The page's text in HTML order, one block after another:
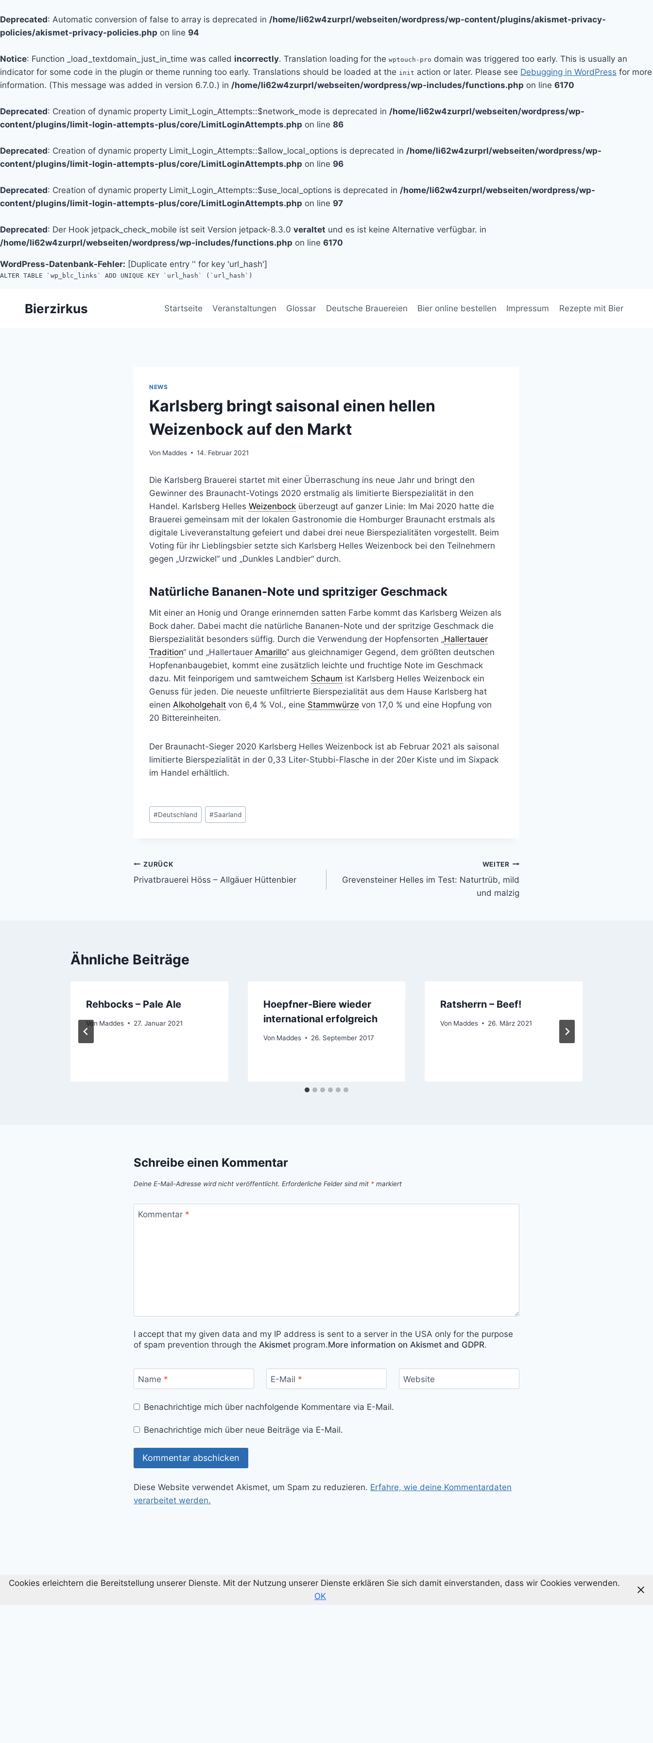
Deprecated: Automatic conversion of false to array is deprecated in /home/li62w4zurprl/webseiten/wordpress/wp-content/plugins/akismet-privacy-
policies/akismet-privacy-policies.php on line 94
Notice: Function _load_textdomain_just_in_time was called incorrectly. Translation loading for the wptouch-pro domain was triggered too early. This is usually an
indicator for some code in the plugin or theme running too early. Translations should be loaded at the init action or later. Please see Debugging in WordPress for more
information. (This message was added in version 6.7.0.) in /home/li62w4zurprl/webseiten/wordpress/wp-includes/functions.php on line 6170
Deprecated: Creation of dynamic property Limit_Login_Attempts::$network_mode is deprecated in /home/li62w4zurprl/webseiten/wordpress/wp-
content/plugins/limit-login-attempts-plus/core/LimitLoginAttempts.php on line 86
Deprecated: Creation of dynamic property Limit_Login_Attempts::$allow_local_options is deprecated in /home/li62w4zurprl/webseiten/wordpress/wp-
content/plugins/limit-login-attempts-plus/core/LimitLoginAttempts.php on line 96
Deprecated: Creation of dynamic property Limit_Login_Attempts::$use_local_options is deprecated in /home/li62w4zurprl/webseiten/wordpress/wp-
content/plugins/limit-login-attempts-plus/core/LimitLoginAttempts.php on line 97
Deprecated: Der Hook jetpack_check_mobile ist seit Version jetpack-8.3.0 veraltet und es ist keine Alternative verfügbar. in
/home/li62w4zurprl/webseiten/wordpress/wp-includes/functions.php on line 6170
WordPress-Datenbank-Fehler: [Duplicate entry '' for key 'url_hash']
ALTER TABLE `wp_blc_links` ADD UNIQUE KEY `url_hash` (`url_hash`)
Bierzirkus Startseite Veranstaltungen Glossar Deutsche Brauereien Bier online bestellen Impressum Rezepte mit Bier
NEWS
Karlsberg bringt saisonal einen hellen
Weizenbock auf den Markt
Von Maddes 14. Februar 2021
Die Karlsberg Brauerei startet mit einer Überraschung ins neue Jahr und bringt den
Gewinner des Braunacht-Votings 2020 erstmalig als limitierte Bierspezialität in den
Handel. Karlsberg Helles Weizenbock überzeugt auf ganzer Linie: Im Mai 2020 hatte die
Brauerei gemeinsam mit der lokalen Gastronomie die Homburger Braunacht erstmals als
digitale Liveveranstaltung gefeiert und dabei drei neue Bierspezialitäten vorgestellt. Beim
Voting für ihr Lieblingsbier setzte sich Karlsberg Helles Weizenbock bei den Teilnehmern
gegen „Urzwickel“ und „Dunkles Landbier“ durch.
Natürliche Bananen-Note und spritziger Geschmack
Mit einer an Honig und Orange erinnernden satten Farbe kommt das Karlsberg Weizen als
Bock daher. Dabei macht die natürliche Bananen-Note und der spritzige Geschmack die
Bierspezialität besonders süffig. Durch die Verwendung der Hopfensorten „Hallertauer
Tradition“ und „Hallertauer Amarillo“ aus gleichnamiger Gegend, dem größten deutschen
Hopfenanbaugebiet, kommt eine zusätzlich leichte und fruchtige Note im Geschmack
dazu. Mit feinporigem und samtweichem Schaum ist Karlsberg Helles Weizenbock ein
Genuss für jeden. Die neueste unfiltrierte Bierspezialität aus dem Hause Karlsberg hat
einen Alkoholgehalt von 6,4 % Vol., eine Stammwürze von 17,0 % und eine Hopfung von
20 Bittereinheiten.
Der Braunacht-Sieger 2020 Karlsberg Helles Weizenbock ist ab Februar 2021 als saisonal
limitierte Bierspezialität in der 0,33 Liter-Stubbi-Flasche in der 20er Kiste und im Sixpack
im Handel erhältlich.
Schlagworte:
#Deutschland #Saarland
Beitragsnavigation
ZURÜCK
Privatbrauerei Höss – Allgäuer Hüttenbier
WEITER
Grevensteiner Helles im Test: Naturtrüb, mild
und malzig
Ähnliche Beiträge
Rehbocks – Pale Ale
Von Maddes 27. Januar 2021
Hoepfner-Biere wieder
international erfolgreich
Von Maddes 26. September 2017
Ratsherrn – Beef!
Von Maddes 26. März 2021
Schreibe einen Kommentar
Deine E-Mail-Adresse wird nicht veröffentlicht. Erforderliche Felder sind mit * markiert
Kommentar *
I accept that my given data and my IP address is sent to a server in the USA only for the purpose
of spam prevention through the Akismet program.More information on Akismet and GDPR.
Name * E-Mail * Website
Benachrichtige mich über nachfolgende Kommentare via E-Mail.
Benachrichtige mich über neue Beiträge via E-Mail.
Diese Website verwendet Akismet, um Spam zu reduzieren. Erfahre, wie deine Kommentardaten
verarbeitet werden.
Cookies erleichtern die Bereitstellung unserer Dienste. Mit der Nutzung unserer Dienste erklären Sie sich damit einverstanden, dass wir Cookies verwenden.
OK